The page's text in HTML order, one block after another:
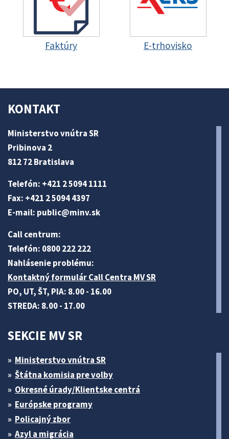
Faktúry E-trhovisko
KONTAKT
Ministerstvo vnútra SR
Pribinova 2
812 72 Bratislava
Telefón: +421 2 5094 1111
Fax: +421 2 5094 4397
E-mail: public@minv.sk
Call centrum:
Telefón: 0800 222 222
Nahlásenie problému:
Kontaktný formulár Call Centra MV SR
PO, UT, ŠT, PIA: 8.00 - 16.00
STREDA: 8.00 - 17.00
SEKCIE MV SR
Ministerstvo vnútra SR
Štátna komisia pre volby
Okresné úrady/Klientske centrá
Európske programy
Policajný zbor
Azyl a migrácia